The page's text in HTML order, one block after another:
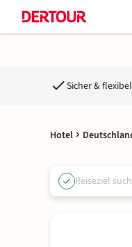
Sicher &
Hotel
Reiseziel